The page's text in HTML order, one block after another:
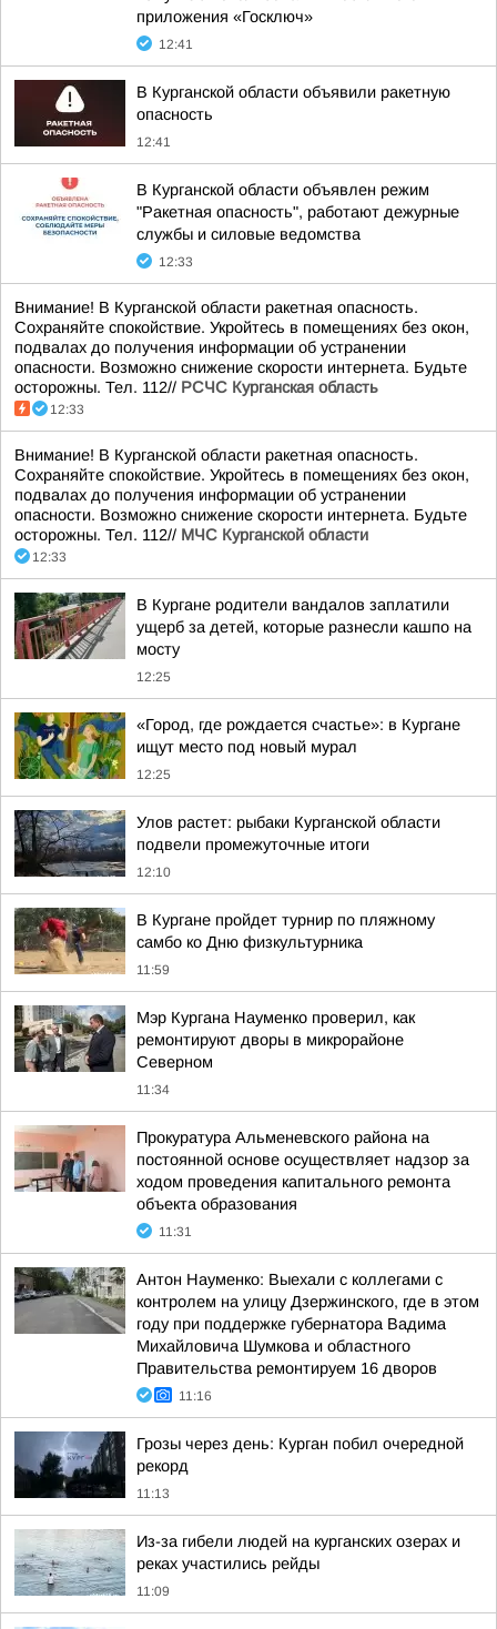
приложения «Госключ»
12:41
В Курганской области объявили ракетную
опасность
12:41
В Курганской области объявлен режим
"Ракетная опасность", работают дежурные
службы и силовые ведомства
12:33
Внимание! В Курганской области ракетная опасность.
Сохраняйте спокойствие. Укройтесь в помещениях без окон,
подвалах до получения информации об устранении
опасности. Возможно снижение скорости интернета. Будьте
осторожны. Тел. 112// РСЧС Курганская область
12:33
Внимание! В Курганской области ракетная опасность.
Сохраняйте спокойствие. Укройтесь в помещениях без окон,
подвалах до получения информации об устранении
опасности. Возможно снижение скорости интернета. Будьте
осторожны. Тел. 112// МЧС Курганской области
12:33
В Кургане родители вандалов заплатили
ущерб за детей, которые разнесли кашпо на
мосту
12:25
«Город, где рождается счастье»: в Кургане
ищут место под новый мурал
12:25
Улов растет: рыбаки Курганской области
подвели промежуточные итоги
12:10
В Кургане пройдет турнир по пляжному
самбо ко Дню физкультурника
11:59
Мэр Кургана Науменко проверил, как
ремонтируют дворы в микрорайоне
Северном
11:34
Прокуратура Альменевского района на
постоянной основе осуществляет надзор за
ходом проведения капитального ремонта
объекта образования
11:31
Антон Науменко: Выехали с коллегами с
контролем на улицу Дзержинского, где в этом
году при поддержке губернатора Вадима
Михайловича Шумкова и областного
Правительства ремонтируем 16 дворов
11:16
Грозы через день: Курган побил очередной
рекорд
11:13
Из-за гибели людей на курганских озерах и
реках участились рейды
11:09